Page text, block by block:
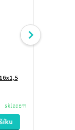
skladem